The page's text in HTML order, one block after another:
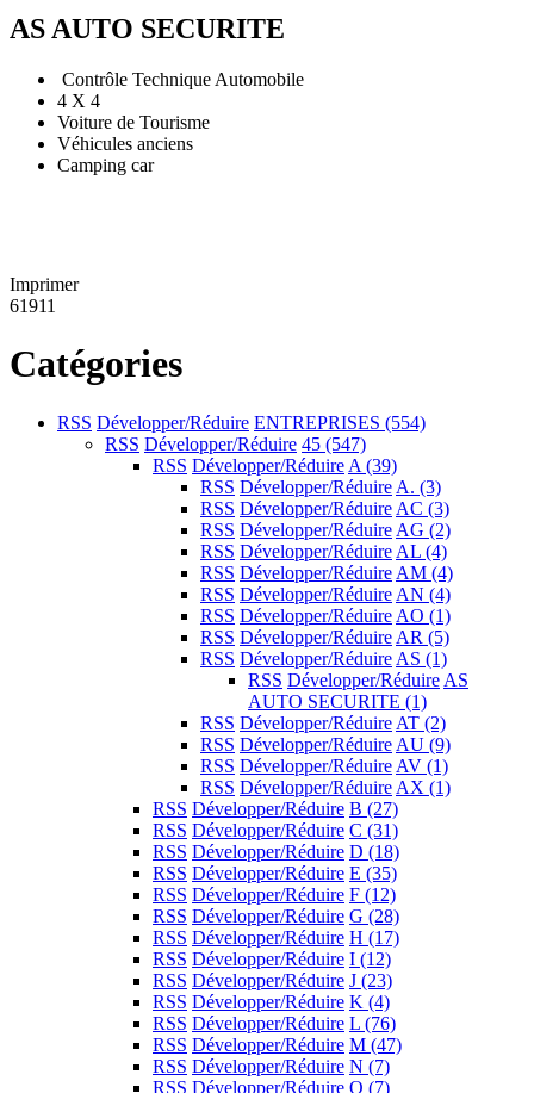
AS AUTO SECURITE
Contrôle Technique Automobile
4 X 4
Voiture de Tourisme
Véhicules anciens
Camping car
Imprimer
61911
Catégories
RSS Développer/Réduire ENTREPRISES (554)
RSS Développer/Réduire 45 (547)
RSS Développer/Réduire A (39)
RSS Développer/Réduire A. (3)
RSS Développer/Réduire AC (3)
RSS Développer/Réduire AG (2)
RSS Développer/Réduire AL (4)
RSS Développer/Réduire AM (4)
RSS Développer/Réduire AN (4)
RSS Développer/Réduire AO (1)
RSS Développer/Réduire AR (5)
RSS Développer/Réduire AS (1)
RSS Développer/Réduire AS
AUTO SECURITE (1)
RSS Développer/Réduire AT (2)
RSS Développer/Réduire AU (9)
RSS Développer/Réduire AV (1)
RSS Développer/Réduire AX (1)
RSS Développer/Réduire B (27)
RSS Développer/Réduire C (31)
RSS Développer/Réduire D (18)
RSS Développer/Réduire E (35)
RSS Développer/Réduire F (12)
RSS Développer/Réduire G (28)
RSS Développer/Réduire H (17)
RSS Développer/Réduire I (12)
RSS Développer/Réduire J (23)
RSS Développer/Réduire K (4)
RSS Développer/Réduire L (76)
RSS Développer/Réduire M (47)
RSS Développer/Réduire N (7)
RSS Développer/Réduire O (7)